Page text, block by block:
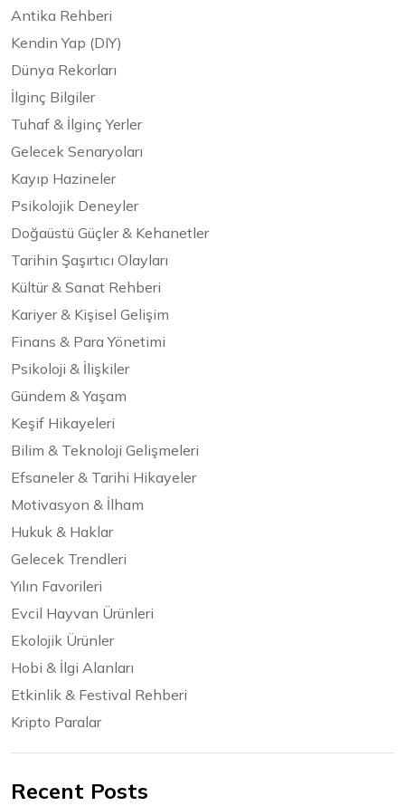
Antika Rehberi
Kendin Yap (DIY)
Dünya Rekorları
İlginç Bilgiler
Tuhaf & İlginç Yerler
Gelecek Senaryoları
Kayıp Hazineler
Psikolojik Deneyler
Doğaüstü Güçler & Kehanetler
Tarihin Şaşırtıcı Olayları
Kültür & Sanat Rehberi
Kariyer & Kişisel Gelişim
Finans & Para Yönetimi
Psikoloji & İlişkiler
Gündem & Yaşam
Keşif Hikayeleri
Bilim & Teknoloji Gelişmeleri
Efsaneler & Tarihi Hikayeler
Motivasyon & İlham
Hukuk & Haklar
Gelecek Trendleri
Yılın Favorileri
Evcil Hayvan Ürünleri
Ekolojik Ürünler
Hobi & İlgi Alanları
Etkinlik & Festival Rehberi
Kripto Paralar
Recent Posts